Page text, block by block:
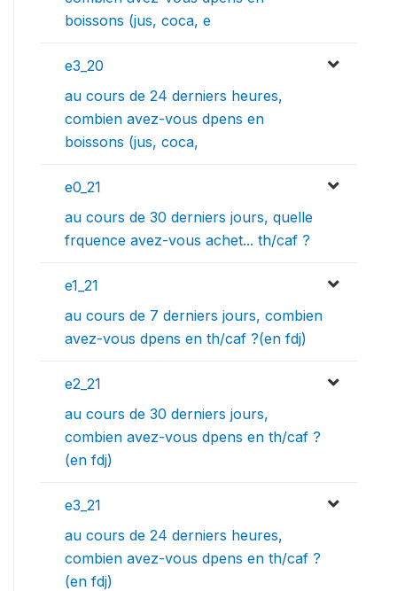
boissons (jus, coca, e
e3_20
au cours de 24 derniers heures,
combien avez-vous dpens en
boissons (jus, coca,
e0_21
au cours de 30 derniers jours, quelle
frquence avez-vous achet... th/caf ?
e1_21
au cours de 7 derniers jours, combien
avez-vous dpens en th/caf ?(en fdj)
e2_21
au cours de 30 derniers jours,
combien avez-vous dpens en th/caf ?
(en fdj)
e3_21
au cours de 24 derniers heures,
combien avez-vous dpens en th/caf ?
(en fdj)